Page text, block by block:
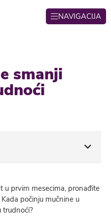
NAVIGACIJA
smanji
u prvim mesecima, pronađite
počinju mučnine u
trudnoći?